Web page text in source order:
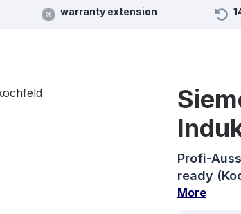
warranty extension
Profi-
ready
More